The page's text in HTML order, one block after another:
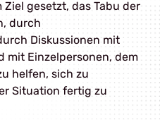
gesetzt, das Tabu der
durch
Diskussionen mit
mit Einzelpersonen, dem
helfen, sich zu
Situation fertig zu